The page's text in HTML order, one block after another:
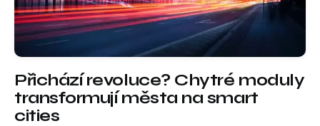
Přichází revoluce? Chytré moduly
transformují města na smart
cities